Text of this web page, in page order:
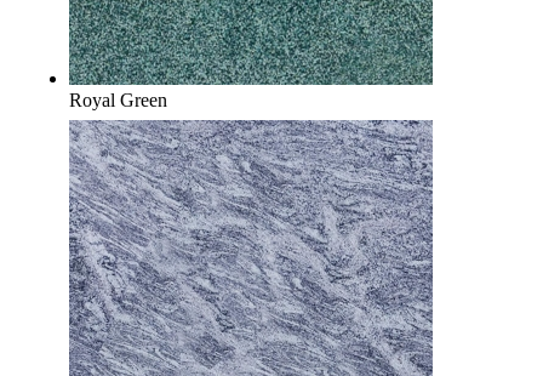
Royal Green